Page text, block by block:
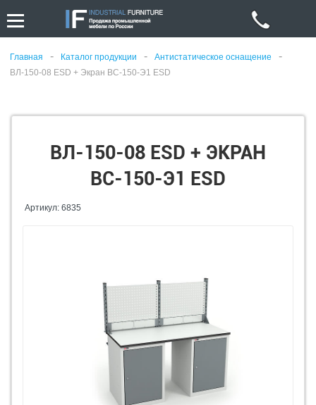
Главная - Каталог продукции - Антистатическое оснащение -
ВЛ-150-08 ESD + Экран ВС-150-Э1 ESD
ВЛ-150-08 ESD + ЭКРАН
ВС-150-Э1 ESD
Артикул: 6835